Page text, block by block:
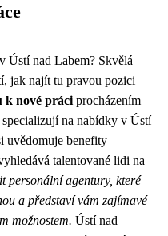
Ústí nad Labem? Skvělá
jak najít tu pravou pozici
k nové práci procházením
na nabídky v Ústí
uvědomuje benefity
talentované lidi na
personální agentury, které
a představí vám zajímavé
možnostem. Ústí nad